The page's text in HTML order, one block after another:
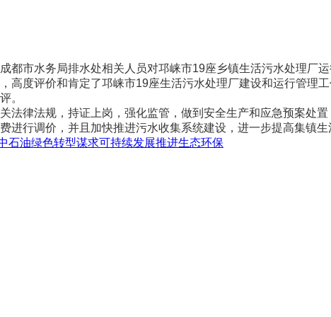
市水务局排水处相关人员对邛崃市19座乡镇生活污水处理厂
高度评价和肯定了邛崃市19座生活污水处理厂建设和运行管理
。
律法规，持证上岗，强化监管，做到安全生产和应急预案处
进行调价，并且加快推进污水收集系统建设，进一步提高集镇
石油绿色转型谋求可持续发展推进生态环保